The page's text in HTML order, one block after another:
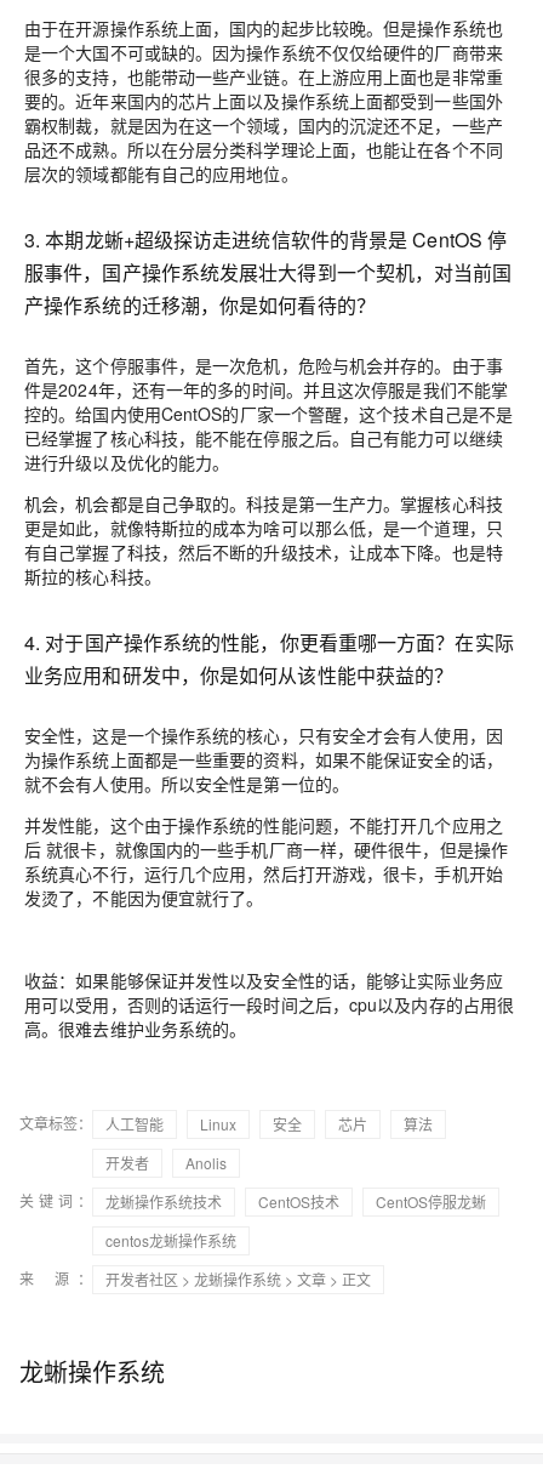
由于在开源操作系统上面，国内的起步比较晚。但是操作系统也
是一个大国不可或缺的。因为操作系统不仅仅给硬件的厂商带来
很多的支持，也能带动一些产业链。在上游应用上面也是非常重
要的。近年来国内的芯片上面以及操作系统上面都受到一些国外
霸权制裁，就是因为在这一个领域，国内的沉淀还不足，一些产
品还不成熟。所以在分层分类科学理论上面，也能让在各个不同
层次的领域都能有自己的应用地位。
3. 本期龙蜥+超级探访走进统信软件的背景是 CentOS 停
服事件，国产操作系统发展壮大得到一个契机，对当前国
产操作系统的迁移潮，你是如何看待的？
首先，这个停服事件，是一次危机，危险与机会并存的。由于事
件是2024年，还有一年的多的时间。并且这次停服是我们不能掌
控的。给国内使用CentOS的厂家一个警醒，这个技术自己是不是
已经掌握了核心科技，能不能在停服之后。自己有能力可以继续
进行升级以及优化的能力。
机会，机会都是自己争取的。科技是第一生产力。掌握核心科技
更是如此，就像特斯拉的成本为啥可以那么低，是一个道理，只
有自己掌握了科技，然后不断的升级技术，让成本下降。也是特
斯拉的核心科技。
4. 对于国产操作系统的性能，你更看重哪一方面？在实际
业务应用和研发中，你是如何从该性能中获益的？
安全性，这是一个操作系统的核心，只有安全才会有人使用，因
为操作系统上面都是一些重要的资料，如果不能保证安全的话，
就不会有人使用。所以安全性是第一位的。
并发性能，这个由于操作系统的性能问题，不能打开几个应用之
后 就很卡，就像国内的一些手机厂商一样，硬件很牛，但是操作
系统真心不行，运行几个应用，然后打开游戏，很卡，手机开始
发烫了，不能因为便宜就行了。
收益：如果能够保证并发性以及安全性的话，能够让实际业务应
用可以受用，否则的话运行一段时间之后，cpu以及内存的占用很
高。很难去维护业务系统的。
文章标签： 人工智能 Linux 安全 芯片
算法
开发者
Anolis
关键词：
龙蜥操作系统技术 CentOS技术
CentOS停服龙蜥
centos龙蜥操作系统
来 源：
开发者社区 > 龙蜥操作系统 > 文章 > 正文
龙蜥操作系统